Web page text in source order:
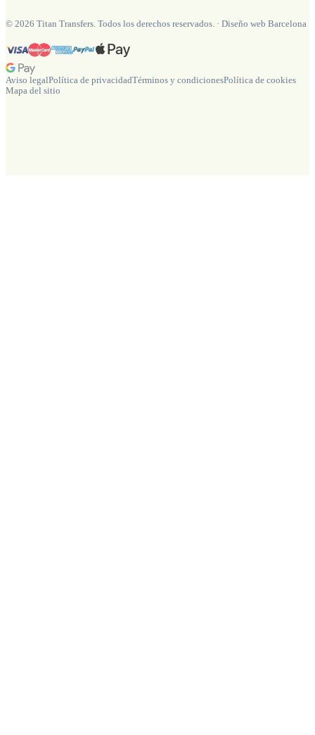
© 2026 Titan Transfers. Todos los derechos reservados. · Diseño web Barcelona
Aviso legalPolítica de privacidadTérminos y condicionesPolítica de cookies
Mapa del sitio